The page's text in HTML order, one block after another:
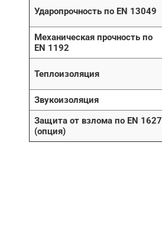
Ударопрочность по EN 13049
Механическая прочность по
EN 1192
Теплоизоляция
Звукоизоляция
Защита от взлома по EN 1627
(опция)